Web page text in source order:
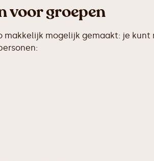
voor groepen
makkelijk mogelijk gemaakt: je